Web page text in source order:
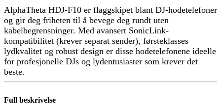
AlphaTheta HDJ-F10 er flaggskipet blant DJ-hodetelefoner
og gir deg friheten til å bevege deg rundt uten
kabelbegrensninger. Med avansert SonicLink-
kompatibilitet (krever separat sender), førsteklasses
lydkvalitet og robust design er disse hodetelefonene ideelle
for profesjonelle DJs og lydentusiaster som krever det
beste.
Full beskrivelse